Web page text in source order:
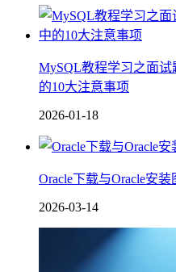
MySQL教程学习之面试
的10大注意事项
2026-01-18
Oracle下载与Oracle安装
2026-03-14